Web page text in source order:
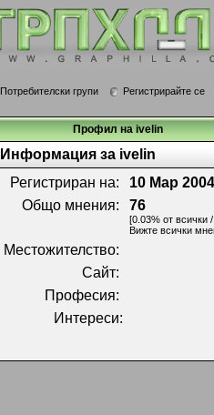
Потребителски групи Регистрирайте се
Профил на ivelin
Информация за ivelin
Регистриран на:
10 Мар 2004
Общо мнения:
76
[0.03% от всички
Вижте всички
Местожителство:
Сайт:
Професия:
Интереси: